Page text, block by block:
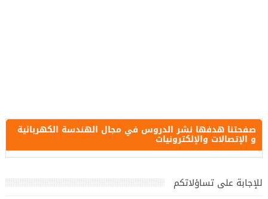
صفحتنا هدفها نشر الدروس في مجال الهندسة الكهربائية
و الإتصالات والإلكترونيات
للإجابة على تساؤلاتكم